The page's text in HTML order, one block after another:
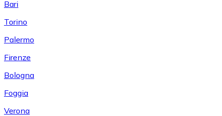
Bari
Torino
Palermo
Firenze
Bologna
Foggia
Verona